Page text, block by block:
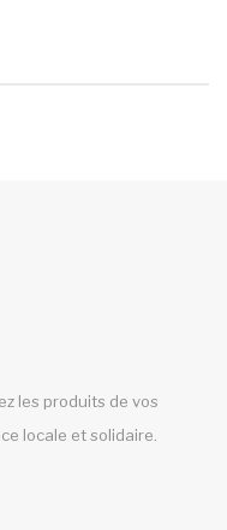
les produits de vos
locale et solidaire.